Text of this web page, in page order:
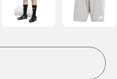
dig som medlem